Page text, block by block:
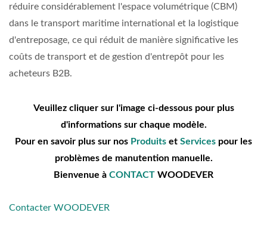
réduire considérablement l'espace volumétrique (CBM)
dans le transport maritime international et la logistique
d'entreposage, ce qui réduit de manière significative les
coûts de transport et de gestion d'entrepôt pour les
acheteurs B2B.
Veuillez cliquer sur l'image ci-dessous pour plus
d'informations sur chaque modèle.
Pour en savoir plus sur nos Produits et Services pour les
problèmes de manutention manuelle.
Bienvenue à CONTACT WOODEVER
Contacter WOODEVER